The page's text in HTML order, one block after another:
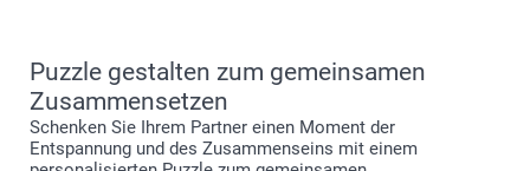
Puzzle gestalten zum gemeinsamen
Zusammensetzen
Schenken Sie Ihrem Partner einen Moment der
Entspannung und des Zusammenseins mit einem